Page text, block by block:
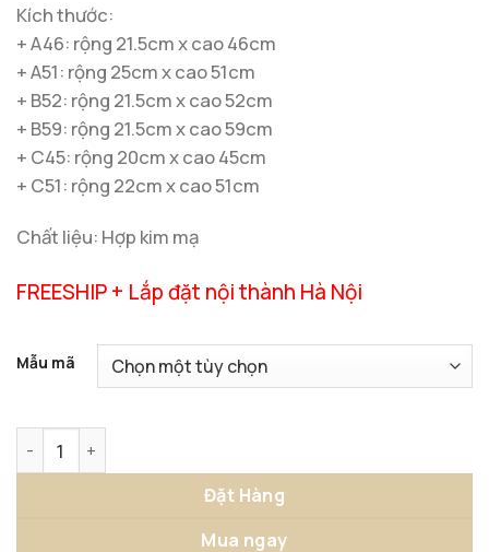
Kích thước:
+ A46: rộng 21.5cm x cao 46cm
+ A51: rộng 25cm x cao 51cm
+ B52: rộng 21.5cm x cao 52cm
+ B59: rộng 21.5cm x cao 59cm
+ C45: rộng 20cm x cao 45cm
+ C51: rộng 22cm x cao 51cm
Chất liệu: Hợp kim mạ
FREESHIP + Lắp đặt nội thành Hà Nội
Mẫu mã
Đặt Hàng
Mua ngay